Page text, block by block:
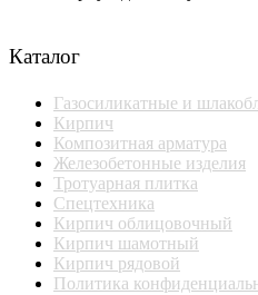
Каталог
Газосиликатные и
Кирпич
Композитная арматура
Железобетонные изделия
Тротуарная плитка
Спецтехника
Кирпич облицовочный
Кирпич шамотный
Кирпич рядовой
Политика